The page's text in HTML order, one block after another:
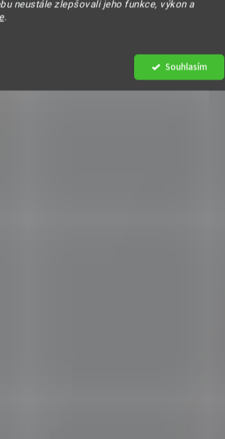
neustále zlepšovali jeho funkce, výkon a
.
Souhlasím